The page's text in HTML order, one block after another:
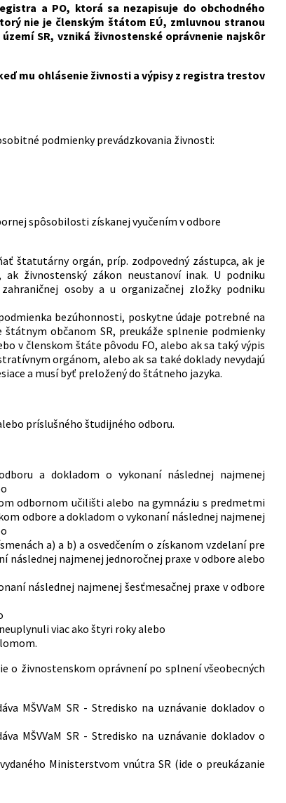
a PO, ktorá sa nezapisuje do obchodného
nie je členským štátom EÚ, zmluvnou stranou
SR, vzniká živnostenské oprávnenie najskôr
mu ohlásenie živnosti a výpisy z registra trestov
podmienky prevádzkovania živnosti:
spôsobilosti získanej vyučením v odbore
štatutárny orgán, príp. zodpovedný zástupca, ak je
živnostenský zákon neustanoví inak. U podniku
osoby a u organizačnej zložky podniku
bezúhonnosti, poskytne údaje potrebné na
občanom SR, preukáže splnenie podmienky
v členskom štáte pôvodu FO, alebo ak sa taký výpis
orgánom, alebo ak sa také doklady nevydajú
a musí byť preložený do štátneho jazyka.
príslušného študijného odboru.
a dokladom o vykonaní následnej najmenej
odbornom učilišti alebo na gymnáziu s predmetmi
odbore a dokladom o vykonaní následnej najmenej
a) a b) a osvedčením o získanom vzdelaní pre
následnej najmenej jednoročnej praxe v odbore alebo
následnej najmenej šesťmesačnej praxe v odbore
viac ako štyri roky alebo
o živnostenskom oprávnení po splnení všeobecných
MŠVVaM SR - Stredisko na uznávanie dokladov o
MŠVVaM SR - Stredisko na uznávanie dokladov o
Ministerstvom vnútra SR (ide o preukázanie